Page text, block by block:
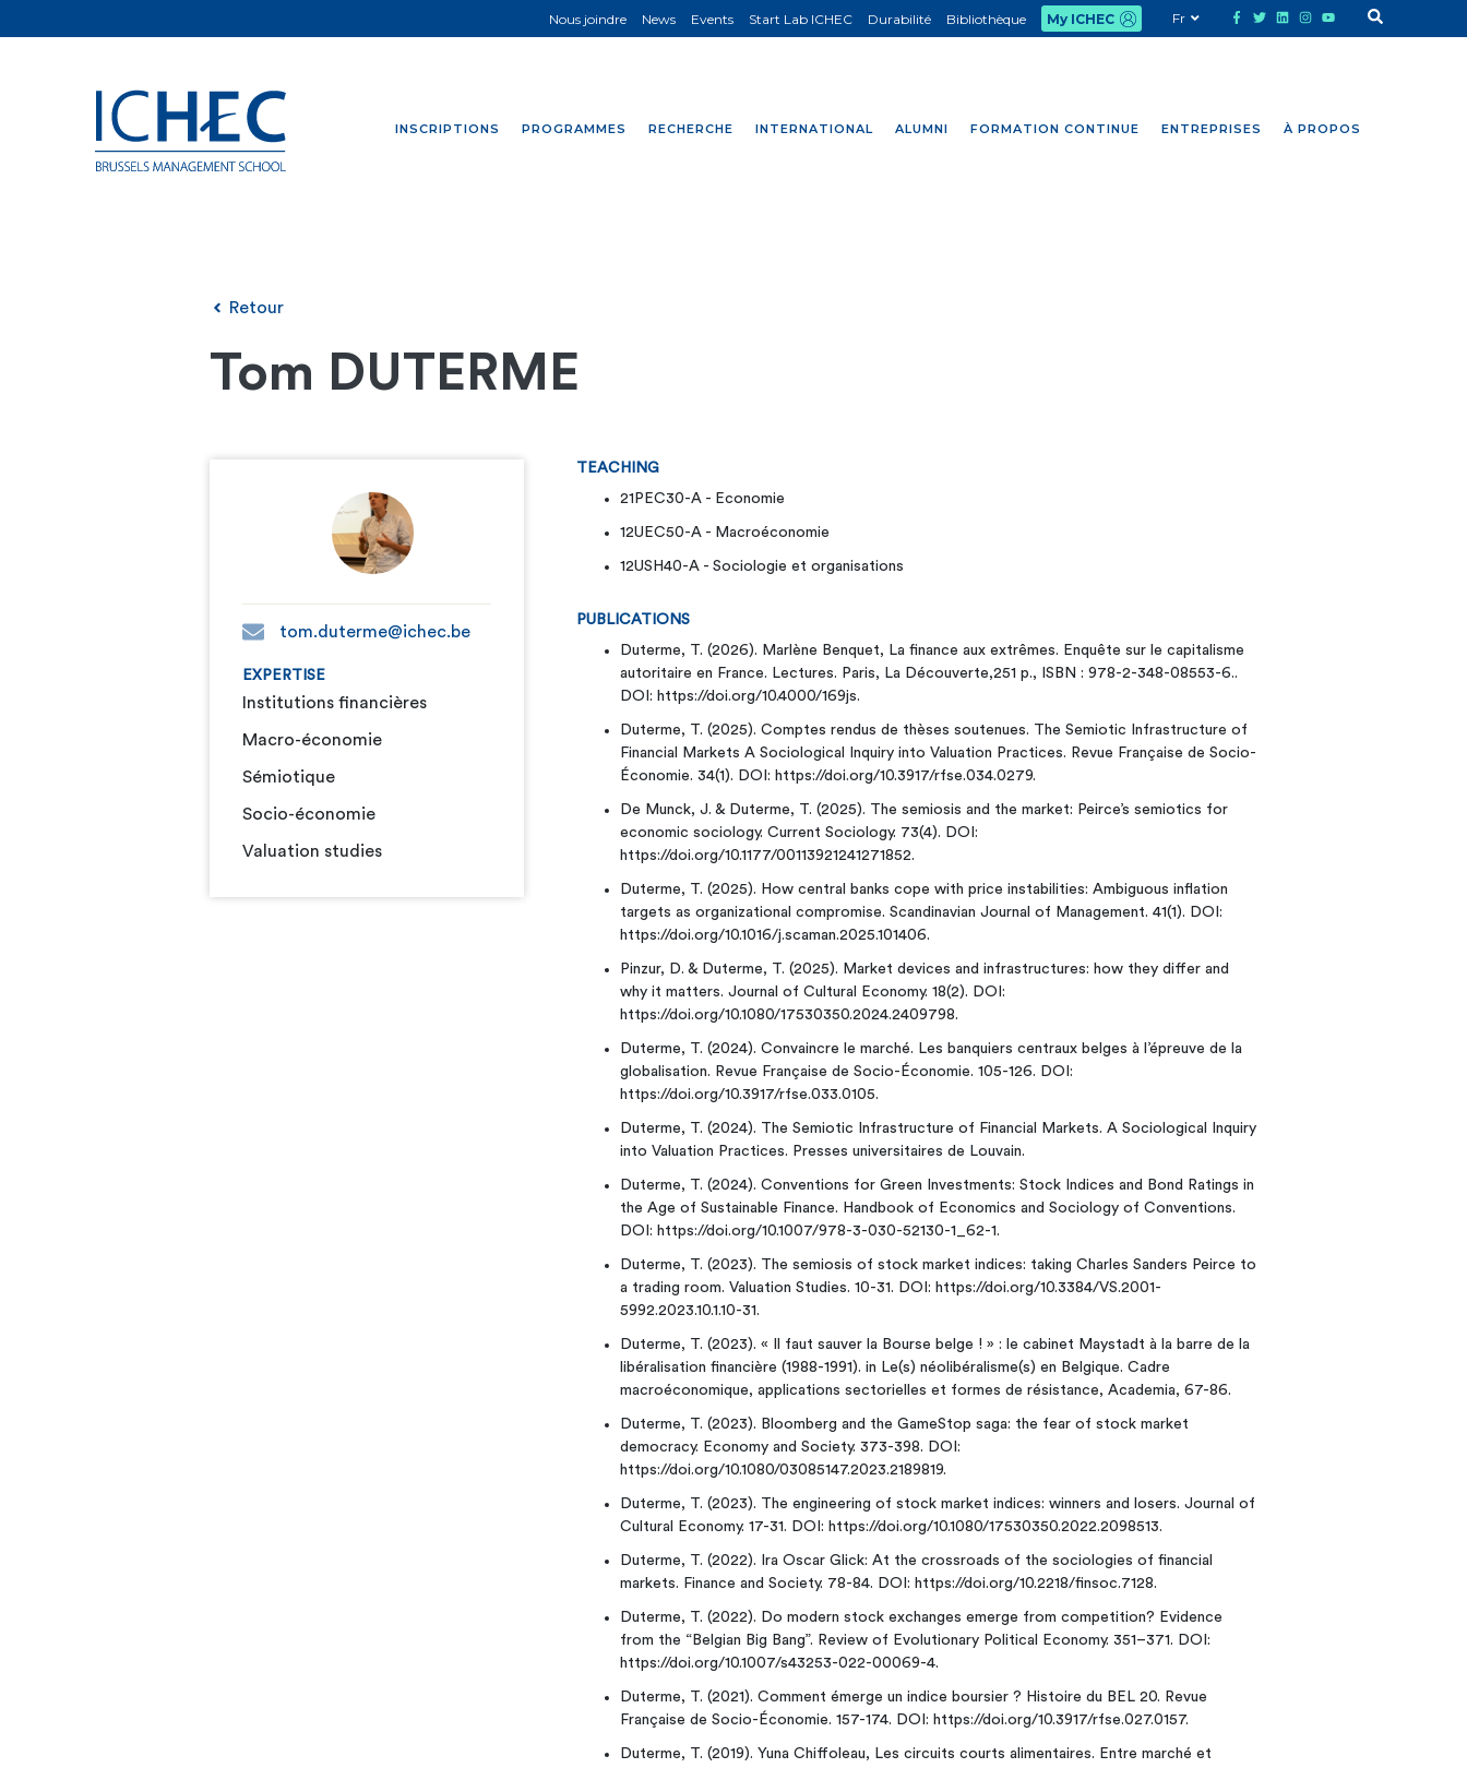
INSCRIPTIONS PROGRAMMES RECHERCHE INTERNATIONAL ALUMNI FORMATION CONTINUE ENTREPRISES À PROPOS
Nous joindre News Events Start Lab ICHEC Durabilité Bibliothèque My ICHEC Fr
Retour
Tom DUTERME
tom.duterme@ichec.be
EXPERTISE
Institutions financières
Macro-économie
Sémiotique
Socio-économie
Valuation studies
TEACHING
21PEC30-A - Economie
12UEC50-A - Macroéconomie
12USH40-A - Sociologie et organisations
PUBLICATIONS
Duterme, T. (2026). Marlène Benquet, La finance aux extrêmes. Enquête sur le capitalisme
autoritaire en France. Lectures. Paris, La Découverte,251 p., ISBN : 978-2-348-08553-6..
DOI: https://doi.org/10.4000/169js.
Duterme, T. (2025). Comptes rendus de thèses soutenues. The Semiotic Infrastructure of
Financial Markets A Sociological Inquiry into Valuation Practices. Revue Française de Socio-
Économie. 34(1). DOI: https://doi.org/10.3917/rfse.034.0279.
De Munck, J. & Duterme, T. (2025). The semiosis and the market: Peirce’s semiotics for
economic sociology. Current Sociology. 73(4). DOI:
https://doi.org/10.1177/00113921241271852.
Duterme, T. (2025). How central banks cope with price instabilities: Ambiguous inflation
targets as organizational compromise. Scandinavian Journal of Management. 41(1). DOI:
https://doi.org/10.1016/j.scaman.2025.101406.
Pinzur, D. & Duterme, T. (2025). Market devices and infrastructures: how they differ and
why it matters. Journal of Cultural Economy. 18(2). DOI:
https://doi.org/10.1080/17530350.2024.2409798.
Duterme, T. (2024). Convaincre le marché. Les banquiers centraux belges à l’épreuve de la
globalisation. Revue Française de Socio-Économie. 105-126. DOI:
https://doi.org/10.3917/rfse.033.0105.
Duterme, T. (2024). The Semiotic Infrastructure of Financial Markets. A Sociological Inquiry
into Valuation Practices. Presses universitaires de Louvain.
Duterme, T. (2024). Conventions for Green Investments: Stock Indices and Bond Ratings in
the Age of Sustainable Finance. Handbook of Economics and Sociology of Conventions.
DOI: https://doi.org/10.1007/978-3-030-52130-1_62-1.
Duterme, T. (2023). The semiosis of stock market indices: taking Charles Sanders Peirce to
a trading room. Valuation Studies. 10-31. DOI: https://doi.org/10.3384/VS.2001-
5992.2023.10.1.10-31.
Duterme, T. (2023). « Il faut sauver la Bourse belge ! » : le cabinet Maystadt à la barre de la
libéralisation financière (1988-1991). in Le(s) néolibéralisme(s) en Belgique. Cadre
macroéconomique, applications sectorielles et formes de résistance, Academia, 67-86.
Duterme, T. (2023). Bloomberg and the GameStop saga: the fear of stock market
democracy. Economy and Society. 373-398. DOI:
https://doi.org/10.1080/03085147.2023.2189819.
Duterme, T. (2023). The engineering of stock market indices: winners and losers. Journal of
Cultural Economy. 17-31. DOI: https://doi.org/10.1080/17530350.2022.2098513.
Duterme, T. (2022). Ira Oscar Glick: At the crossroads of the sociologies of financial
markets. Finance and Society. 78-84. DOI: https://doi.org/10.2218/finsoc.7128.
Duterme, T. (2022). Do modern stock exchanges emerge from competition? Evidence
from the “Belgian Big Bang”. Review of Evolutionary Political Economy. 351–371. DOI:
https://doi.org/10.1007/s43253-022-00069-4.
Duterme, T. (2021). Comment émerge un indice boursier ? Histoire du BEL 20. Revue
Française de Socio-Économie. 157-174. DOI: https://doi.org/10.3917/rfse.027.0157.
Duterme, T. (2019). Yuna Chiffoleau, Les circuits courts alimentaires. Entre marché et